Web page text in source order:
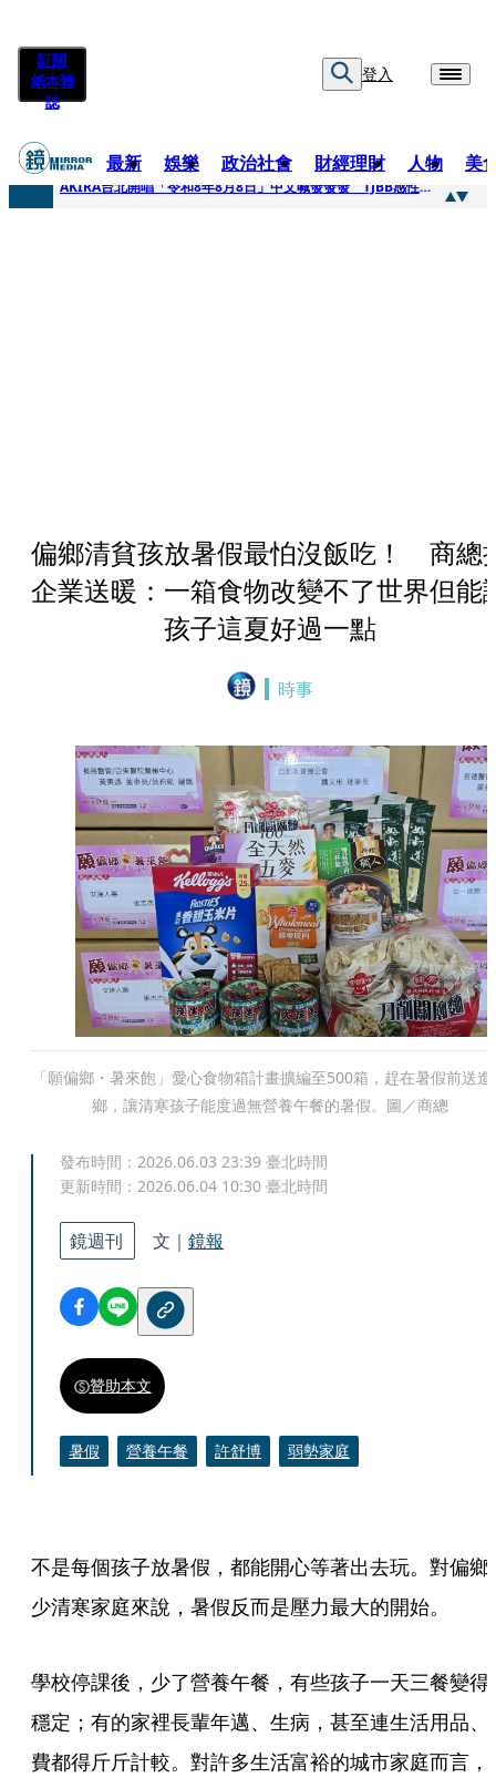
訂閱
紙本雜
誌
登入
最新 娛樂 政治社會 財經理財 人物 美
快訊
AKIRA台北開唱「令和8年8月8日」中文喊發發發 TJBB感性喊「謝謝AKIRA桑」
偏鄉清貧孩放暑假最怕沒飯吃！ 商總
企業送暖：一箱食物改變不了世界但能
孩子這夏好過一點
時事
「願偏鄉・暑來飽」愛心食物箱計畫擴編至500箱，趕在暑假前送
鄉，讓清寒孩子能度過無營養午餐的暑假。圖／商總
發布時間： 2026.06.03 23:39 臺北時間
更新時間： 2026.06.04 10:30 臺北時間
鏡週刊 文｜ 鏡報
贊助本文
暑假 營養午餐 許舒博 弱勢家庭
不是每個孩子放暑假，都能開心等著出去玩。對偏鄉
少清寒家庭來說，暑假反而是壓力最大的開始。
學校停課後，少了營養午餐，有些孩子一天三餐變得
穩定；有的家裡長輩年邁、生病，甚至連生活用品、
費都得斤斤計較。對許多生活富裕的城市家庭而言，